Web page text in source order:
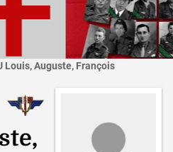
Louis, Auguste, François